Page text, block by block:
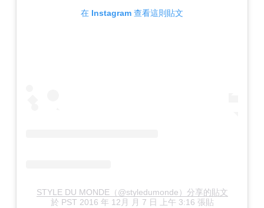
在 Instagram 查看這則貼文
STYLE DU MONDE（@styledumonde）分享的貼文
於 PST 2016 年 12月 月 7 日 上午 3:16 張貼